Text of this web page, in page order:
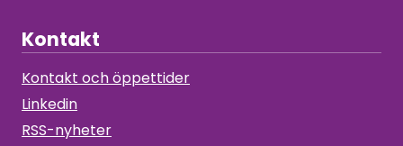
Kontakt
Kontakt och öppettider
Linkedin
RSS-nyheter